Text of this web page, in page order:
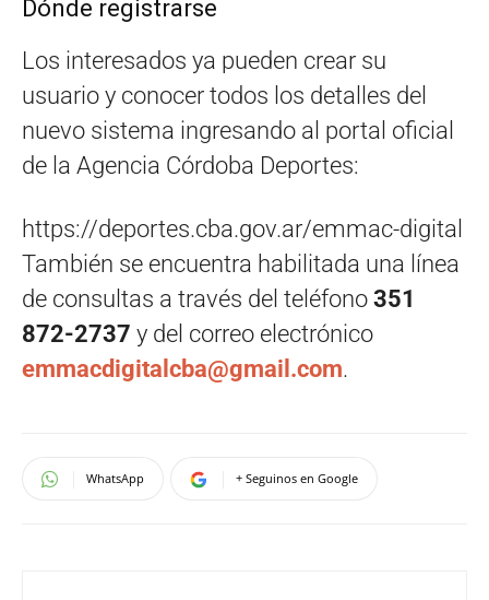
Dónde registrarse
Los interesados ya pueden crear su
usuario y conocer todos los detalles del
nuevo sistema ingresando al portal oficial
de la Agencia Córdoba Deportes:
https://deportes.cba.gov.ar/emmac-digital
También se encuentra habilitada una línea
de consultas a través del teléfono 351
872-2737 y del correo electrónico
emmacdigitalcba@gmail.com.
WhatsApp + Seguinos en Google